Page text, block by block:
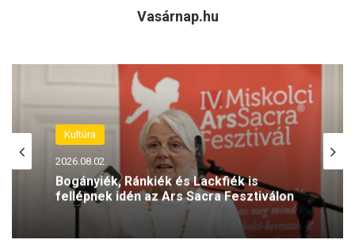
Vasárnap.hu
Kultúra
2026.08.02.
Bogányiék, Ránkiék és Lackfiék is
fellépnek idén az Ars Sacra Fesztiválon